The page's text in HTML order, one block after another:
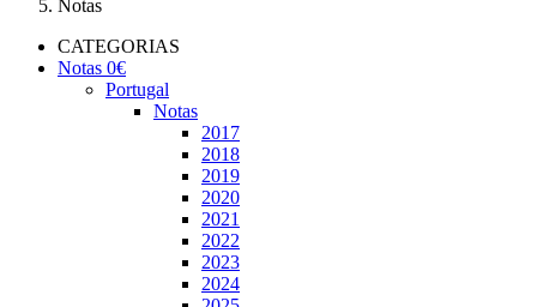
Notas
CATEGORIAS
Notas 0€
Portugal
Notas
2017
2018
2019
2020
2021
2022
2023
2024